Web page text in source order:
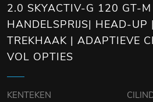
2.0 SKYACTIV-G 120 GT-
HANDELSPRIJS| HEAD-UP
TREKHAAK | ADAPTIEVE
VOL OPTIES
KENTEKEN